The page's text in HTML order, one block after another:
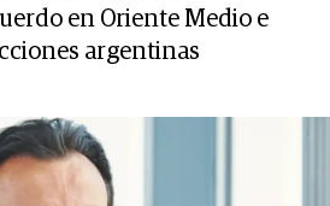
en Oriente Medio e
argentinas